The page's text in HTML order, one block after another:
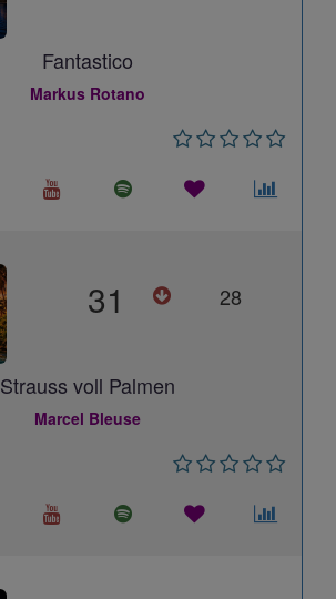
Fantastico
Markus Rotano
31 28
Strauss voll Palmen
Marcel Bleuse